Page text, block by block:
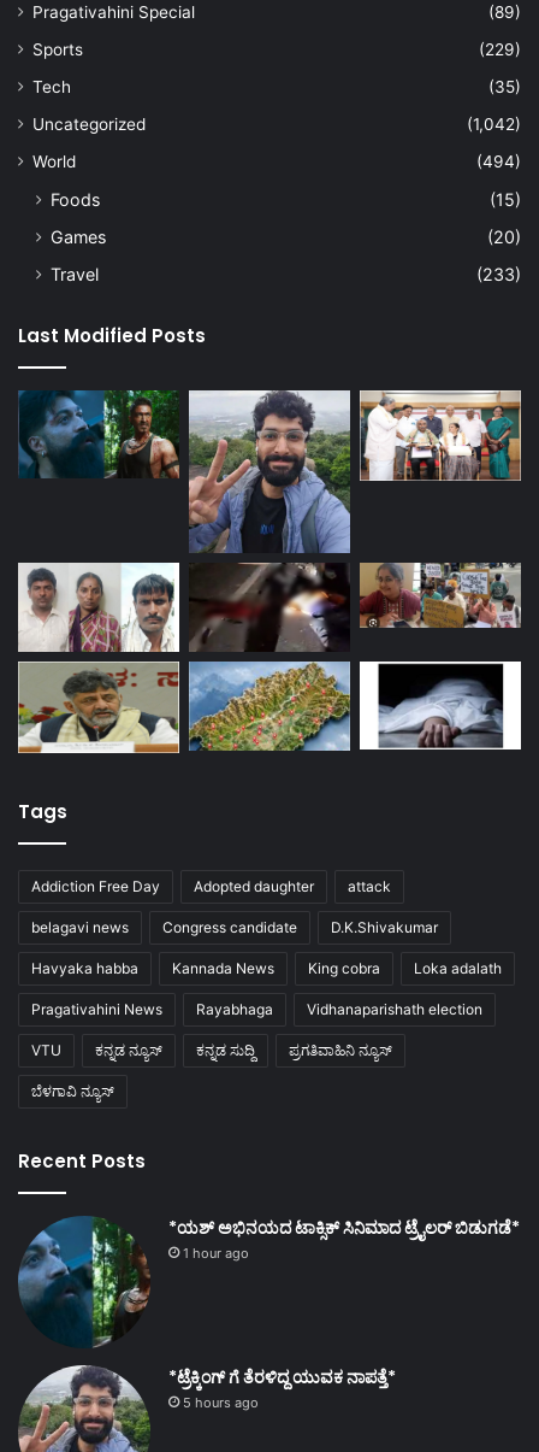
Pragativahini Special
(89)
Sports
(229)
Tech
(35)
Uncategorized
(1,042)
World
(494)
Foods
(15)
Games
(20)
Travel
(233)
Last Modified Posts
Tags
Addiction Free Day Adopted daughter attack
belagavi news Congress candidate D.K.Shivakumar
Havyaka habba Kannada News King cobra Loka adalath
Pragativahini News Rayabhaga Vidhanaparishath election
VTU ಕನ್ನಡ ನ್ಯೂಸ್ ಕನ್ನಡ ಸುದ್ದಿ ಪ್ರಗತಿವಾಹಿನಿ ನ್ಯೂಸ್
ಬೆಳಗಾವಿ ನ್ಯೂಸ್
Recent Posts
*ಯಶ್ ಅಭಿನಯದ ಟಾಕ್ಸಿಕ್ ಸಿನಿಮಾದ ಟ್ರೈಲರ್ ಬಿಡುಗಡೆ*
1 hour ago
*ಟ್ರೆಕ್ಕಿಂಗ್ ಗೆ ತೆರಳಿದ್ದ ಯುವಕ ನಾಪತ್ತೆ*
5 hours ago